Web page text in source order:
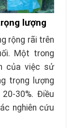
lượng
rộng rãi trên
Một trong
của việc sử
trọng lượng
30%. Điều
nghiên cứu